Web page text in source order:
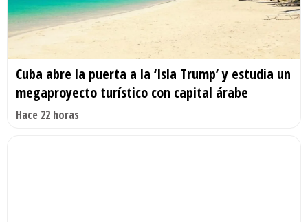
Cuba abre la puerta a la ‘Isla Trump’ y estudia un
megaproyecto turístico con capital árabe
Hace 22 horas